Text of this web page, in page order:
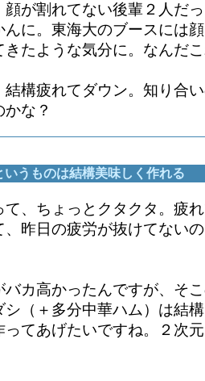
顔が割れてない後輩２人だ
んに。東海大のブースには
たような気分に。なんだ
構疲れてダウン。知り合
な？
いうものは結構美味しく作れる
て、ちょっとクタクタ。疲
、昨日の疲労が抜けてない
カ高かったんですが、そ
シ（＋多分中華ハム）は結
ってあげたいですね。２次